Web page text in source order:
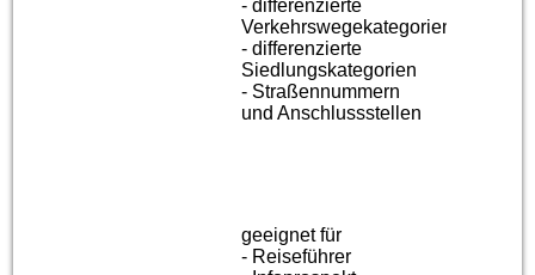
- differenzierte
Verkehrswegekategorien
- differenzierte
Siedlungskategorien
- Straßennummern
und Anschlussstellen
geeignet für
- Reiseführer